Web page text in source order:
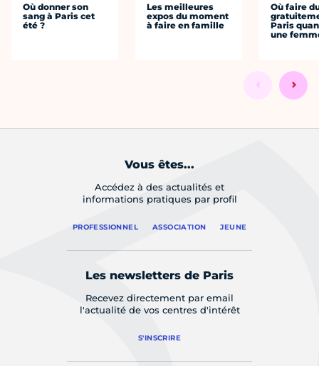
Où donner son
sang à Paris cet
été ?
Les meilleures
expos du moment
à faire en famille
Où faire
Paris
une
Vous êtes...
Accédez à des actualités et
informations pratiques par profil
PROFESSIONNEL ASSOCIATION JEUNE
Les newsletters de Paris
Recevez directement par email
l'actualité de vos centres d'intérêt
S'INSCRIRE